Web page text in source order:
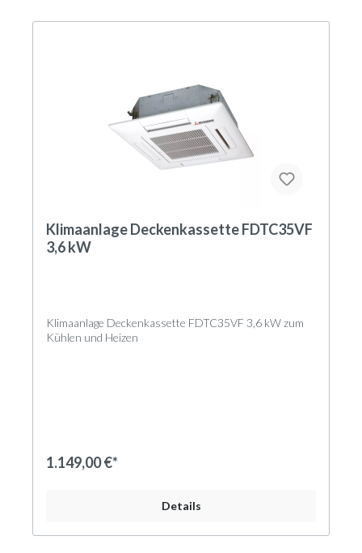
Klimaanlage Deckenkassette FDTC35VF
3,6 kW
Klimaanlage Deckenkassette FDTC35VF 3,6 kW zum
Kühlen und Heizen
Kühlen und Heizen. Die Innengeräte sind anschluss-
und betriebsbereit und für den Deckeneinbau geeignet.
stufiger DC-Radialventilator mit Überhitzungsschutz
1.149,00 €*
Details